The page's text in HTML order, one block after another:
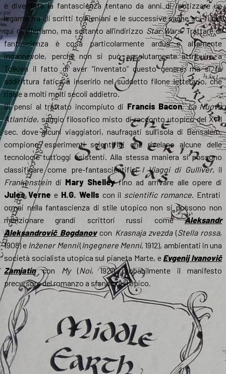
è diventata la fantascienza tentano da anni di ipotizzare un
legame fra gli scritti tolkieniani e le successive saghe sci-fi cui
qui ci riferiamo, ma soltanto all’indirizzo Star Wars. Trattare di
fantascienza è cosa particolarmente ardua e altamente
ingannevole, perché non si può assolutamente attribuire a
Tolkien il fatto di aver “inventato” questo genere, ma si fa
addirittura fatica a inserirlo nel suddetto filone letterario, che
risale a molti molti secoli addietro.
Si pensi al trattato incompiuto di Francis Bacon,La Nuova
Atlantide, saggio filosofico misto di racconto utopico del XVII
sec. dove alcuni viaggiatori, naufragati sull’isola di Bensalem,
compiono esperimenti scientifici che rivelano alcune delle
tecnologie tutt’oggi esistenti. Alla stessa maniera si possono
classificare come pre-fantascientificiI Viaggi di Gulliver, il
Frankenstein di Mary Shelleyfino ad arrivare alle opere di
Jules Verne e H.G. Wells con il scientific romance. Entrati
ormai nella fantascienza di stile utopico non si possono non
menzionare grandi scrittori russi comeAleksandr
Aleksandrovič Bogdanovcon Krasnaja zvezda(Stella rossa,
1908) e Inžener Menni(Ingegnere Menni, 1912), ambientati in una
società socialista utopica sul pianeta Marte, e Evgenij Ivanovič
Zamjatincon My(Noi, 1921) probabilmente il manifesto
precursore del romanzo a sfondo distopico.